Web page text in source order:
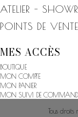
ATELIER -
POINTS DE VENTE
MES ACCÈS
BOUTIQUE
MON COMPTE
MON PANIER
MON SUIVI DE
Tous